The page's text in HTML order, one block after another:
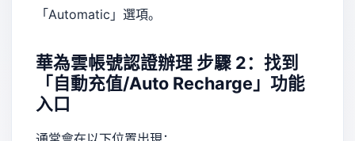
「Automatic」選項。
華為雲帳號認證辦理 步驟 2：找到
「自動充值/Auto Recharge」功能
入口